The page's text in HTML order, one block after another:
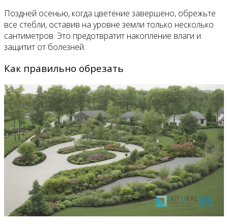
Поздней осенью, когда цветение завершено, обрежьте
все стебли, оставив на уровне земли только несколько
сантиметров. Это предотвратит накопление влаги и
защитит от болезней.
Как правильно обрезать